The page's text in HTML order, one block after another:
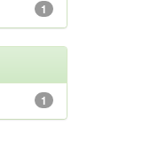
1
1